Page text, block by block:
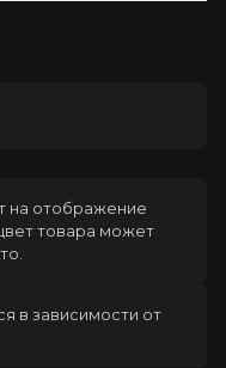
на отображение
товара может
в зависимости от